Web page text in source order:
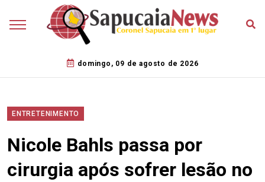
domingo, 09 de agosto de 2026
ENTRETENIMENTO
Nicole Bahls passa por
cirurgia após sofrer lesão no